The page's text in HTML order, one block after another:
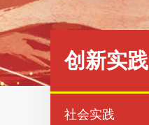
创新实践
社会实践